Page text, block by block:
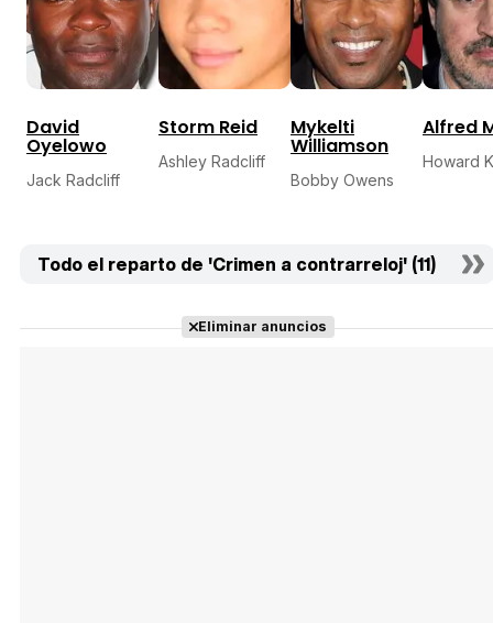
David
Oyelowo
Jack Radcliff
Storm Reid
Ashley Radcliff
Mykelti
Williamson
Bobby Owens
Alfred
Howard
Todo el reparto de 'Crimen a contrarreloj' (11)
Eliminar anuncios